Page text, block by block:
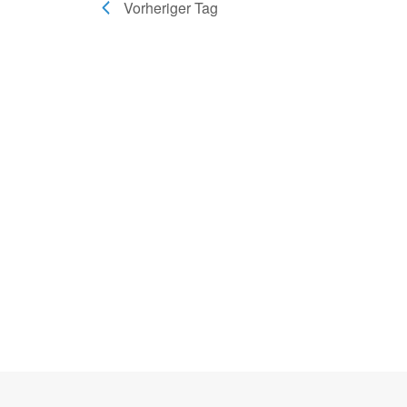
Vorheriger Tag